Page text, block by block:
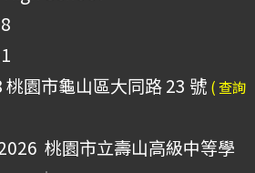
園市龜山區大同路 23 號 ( 查詢
桃園市立壽山高級中等學